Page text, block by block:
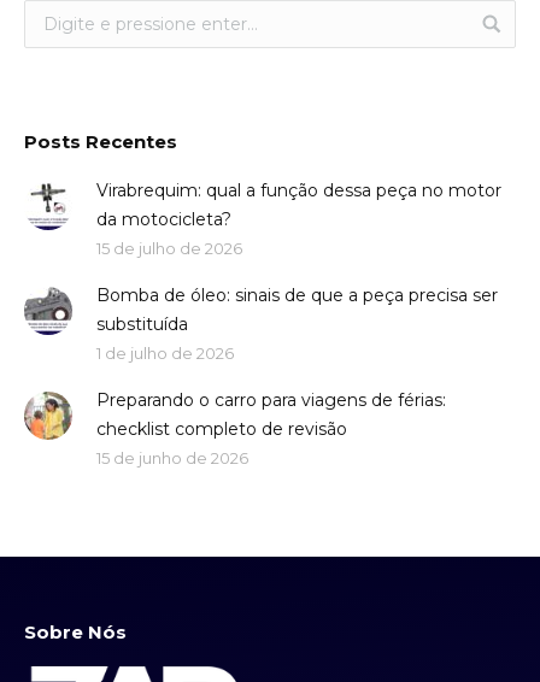
Posts Recentes
Virabrequim: qual a função dessa peça no motor
da motocicleta?
15 de julho de 2026
Bomba de óleo: sinais de que a peça precisa ser
substituída
1 de julho de 2026
Preparando o carro para viagens de férias:
checklist completo de revisão
15 de junho de 2026
Sobre Nós